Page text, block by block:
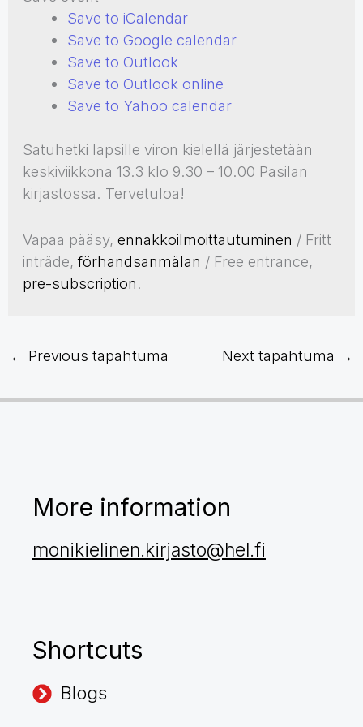
Save to iCalendar
Save to Google calendar
Save to Outlook
Save to Outlook online
Save to Yahoo calendar
Satuhetki lapsille viron kielellä järjestetään
keskiviikkona 13.3 klo 9.30 – 10.00 Pasilan
kirjastossa. Tervetuloa!
Vapaa pääsy,ennakkoilmoittautuminen / Fritt
inträde,förhandsanmälan / Free entrance,
pre-subscription.
← Previous tapahtuma Next tapahtuma →
More information
monikielinen.kirjasto@hel.fi
Shortcuts
Blogs